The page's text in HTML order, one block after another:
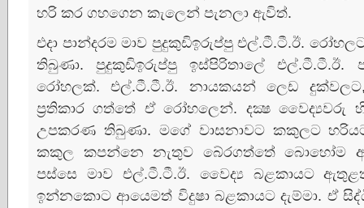
හරි කර ගහගෙන කැලෙන් පැනලා ඇවිත්.
එදා පාන්දරම මාව පුදුකුඩිඉරුප්පු එල්.ටී.ටී.ඊ.
තිබුණා. පුදුකුඩිඉරුප්පු ඉස්‌පිරිතාලේ එල්.ටී.ටී.ඊ.
රෝහලක්‌. එල්.ටී.ටී.ඊ. නායකයන් ලෙඩ
ප්‍රතිකාර ගත්තේ ඒ රෝහලෙන්. දක්‍ෂ වෛද්‍යවරු
උපකරණ තිබුණා. මගේ වාසනාවට කකුලට
කකුල කපන්නෙ නැතුව බේරගත්තේ බොහෝම
පස්‌සෙ මාව එල්.ටී.ටී.ඊ. වෛද්‍ය බළකායට
ඉන්නකොට ආයෙමත් විදුෂා බළකායට දැම්මා. ඒ